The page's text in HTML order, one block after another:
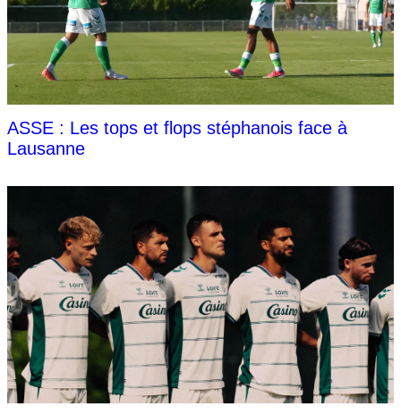
ASSE : Les tops et flops stéphanois face à
Lausanne